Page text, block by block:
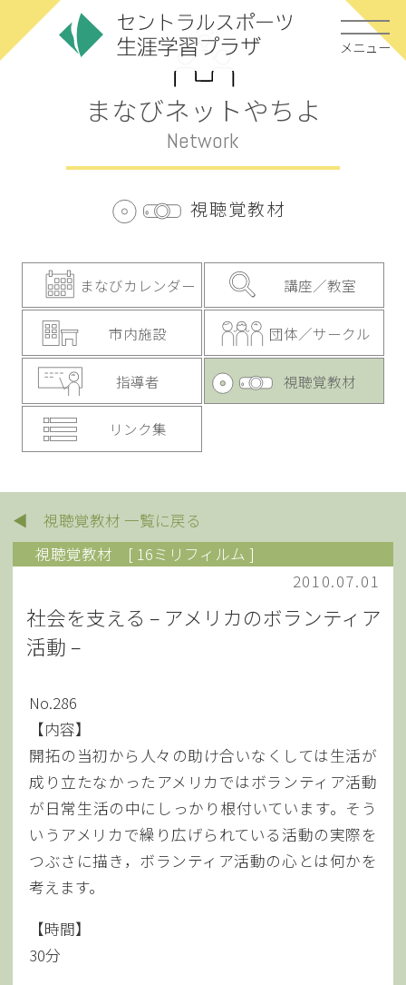
メニュー
まなびネットやちよ
Network
視聴覚教材
まなびカレンダー 講座／教室
市内施設 団体／サークル
指導者 視聴覚教材
リンク集
◀ 視聴覚教材 一覧に戻る
視聴覚教材
[ 16ミリフィルム ]
2010.07.01
社会を支える – アメリカのボランティア
活動 –
No.286
【内容】
開拓の当初から人々の助け合いなくしては生活が
成り立たなかったアメリカではボランティア活動
が日常生活の中にしっかり根付いています。そう
いうアメリカで繰り広げられている活動の実際を
つぶさに描き，ボランティア活動の心とは何かを
考えます。
【時間】
30分